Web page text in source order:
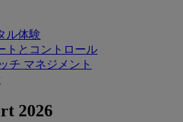
ル体験
トとコントロール
チ マネジメント
2026